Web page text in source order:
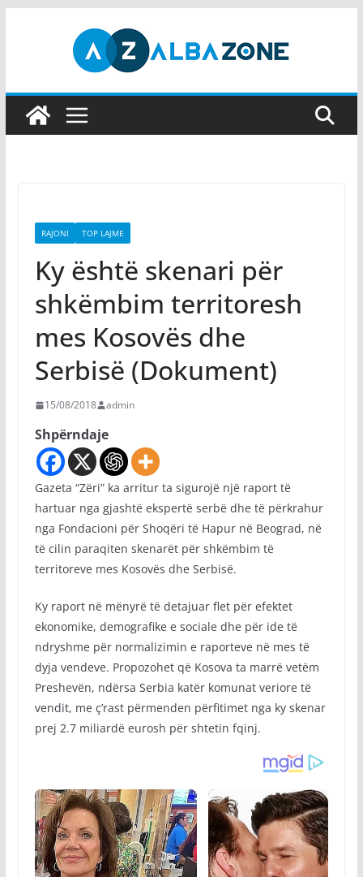
RAJONI TOP LAJME
Ky është skenari për
shkëmbim territoresh
mes Kosovës dhe
Serbisë (Dokument)
15/08/2018 admin
Shpërndaje
Gazeta “Zëri” ka arritur ta sigurojë një raport të
hartuar nga gjashtë ekspertë serbë dhe të përkrahur
nga Fondacioni për Shoqëri të Hapur në Beograd, në
të cilin paraqiten skenarët për shkëmbim të
territoreve mes Kosovës dhe Serbisë.
Ky raport në mënyrë të detajuar flet për efektet
ekonomike, demografike e sociale dhe për ide të
ndryshme për normalizimin e raporteve në mes të
dyja vendeve. Propozohet që Kosova ta marrë vetëm
Preshevën, ndërsa Serbia katër komunat veriore të
vendit, me ç’rast përmenden përfitimet nga ky skenar
prej 2.7 miliardë eurosh për shtetin fqinj.